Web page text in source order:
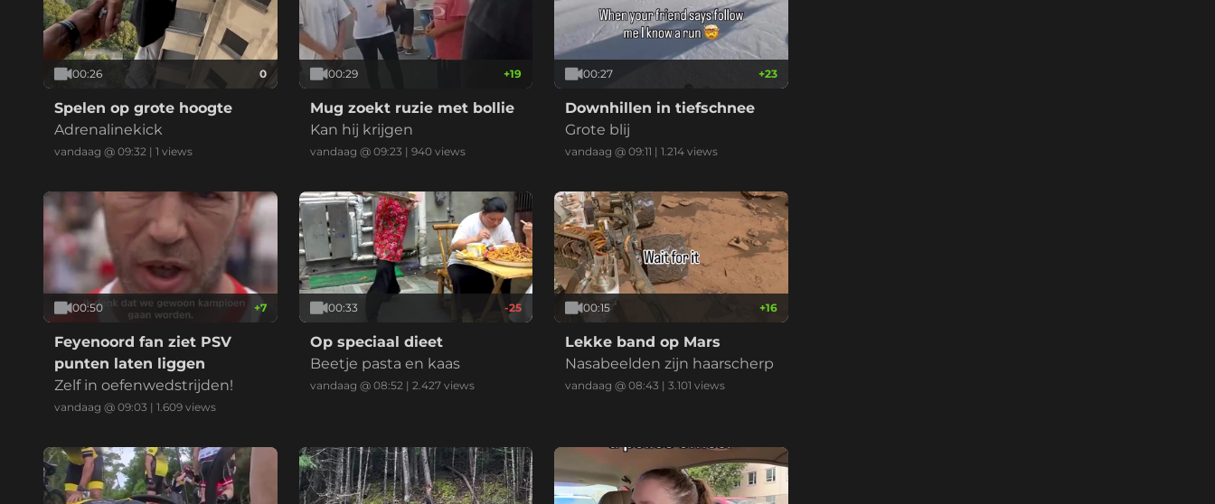
00:26 0
Spelen op grote hoogte
Adrenalinekick
vandaag @ 09:32 | 1 views
00:29 +19
Mug zoekt ruzie met bollie
Kan hij krijgen
vandaag @ 09:23 | 940views
00:27 +23
Downhillen in tiefschnee
Grote blij
vandaag @ 09:11 |1.214 views
00:50 +7
Feyenoord fan ziet PSV
punten laten liggen
Zelf in oefenwedstrijden!
vandaag @ 09:03 | 1.609 views
00:33 -25
Op speciaal dieet
Beetje pasta en kaas
vandaag @ 08:52| 2.427views
00:15 +16
Lekke band op Mars
Nasabeelden zijn haarscherp
vandaag @ 08:43 |3.101 views